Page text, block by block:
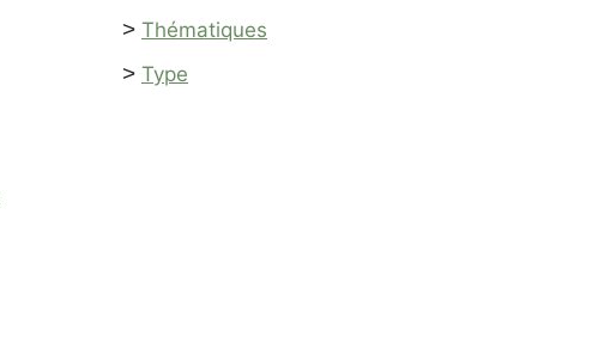
> Thématiques
> Type